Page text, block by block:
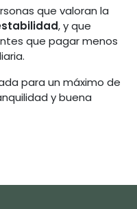
que valoran la
, y que
que pagar menos
para un máximo de
y buena